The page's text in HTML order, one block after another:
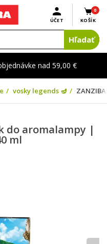
nad 59,00 €
0
KOŠÍK
ÚČET
Hľadať
vosky legends 🪔
do aromalampy |
ml